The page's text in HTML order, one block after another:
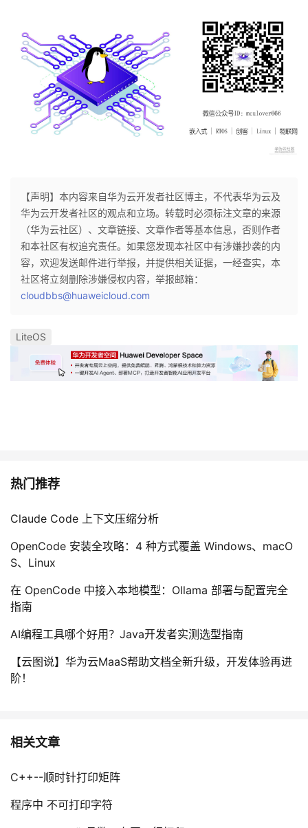
【声明】本内容来自华为云开发者社区博主，不代表华为云及
华为云开发者社区的观点和立场。转载时必须标注文章的来源
（华为云社区）、文章链接、文章作者等基本信息，否则作者
和本社区有权追究责任。如果您发现本社区中有涉嫌抄袭的内
容，欢迎发送邮件进行举报，并提供相关证据，一经查实，本
社区将立刻删除涉嫌侵权内容，举报邮箱：
cloudbbs@huaweicloud.com
LiteOS
热门推荐
Claude Code 上下文压缩分析
OpenCode 安装全攻略：4 种方式覆盖 Windows、macO
S、Linux
在 OpenCode 中接入本地模型：Ollama 部署与配置完全
指南
AI编程工具哪个好用？Java开发者实测选型指南
【云图说】华为云MaaS帮助文档全新升级，开发体验再进
阶！
相关文章
C++--顺时针打印矩阵
程序中 不可打印字符